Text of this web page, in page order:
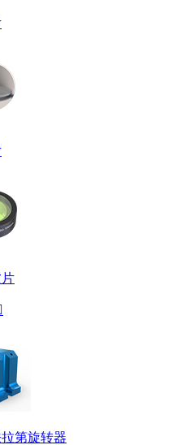
拉第旋转器